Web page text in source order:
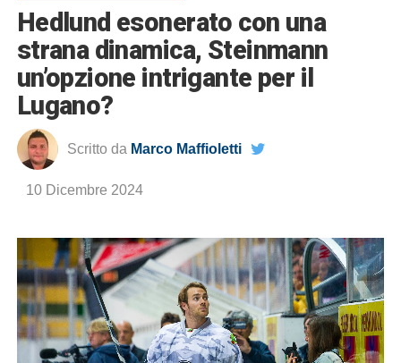
Hedlund esonerato con una
strana dinamica, Steinmann
un’opzione intrigante per il
Lugano?
Scritto da Marco Maffioletti
10 Dicembre 2024